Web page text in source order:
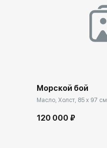
Морской бой
Масло, Холст, 85 x 97 см
120 000 ₽